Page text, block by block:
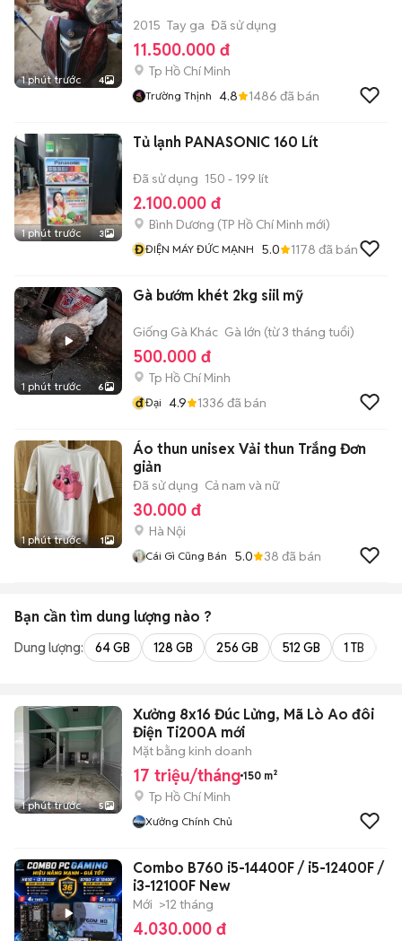
1 phút trước 4
2015 Tay ga Đã sử dụng
11.500.000 đ
Tp Hồ Chí Minh
Trường Thịnh 4.8 1486 đã bán
1 phút trước 3
Tủ lạnh PANASONIC 160 Lít
Đã sử dụng 150 - 199 lít
2.100.000 đ
Bình Dương (TP Hồ Chí Minh mới)
ĐĐIỆN MÁY ĐỨC MẠNH 5.0 1178 đã bán
1 phút trước 6
Gà bướm khét 2kg siil mỹ
Giống Gà Khác Gà lớn (từ 3 tháng tuổi)
500.000 đ
Tp Hồ Chí Minh
đĐại 4.9 1336 đã bán
1 phút trước 1
Áo thun unisex Vải thun Trắng Đơn
giản
Đã sử dụng Cả nam và nữ
30.000 đ
Hà Nội
Cái Gì Cũng Bán 5.0 38 đã bán
Bạn cần tìm dung lượng nào ?
Dung lượng: 64 GB 128 GB 256 GB 512 GB 1 TB
1 phút trước 5
Xưởng 8x16 Đúc Lửng, Mã Lò Ao đôi
Điện Ti200A mới
Mặt bằng kinh doanh
17 triệu/tháng 150 m²
Tp Hồ Chí Minh
Xưởng Chính Chủ
Combo B760 i5-14400F / i5-12400F /
i3-12100F New
Mới >12 tháng
4.030.000 đ